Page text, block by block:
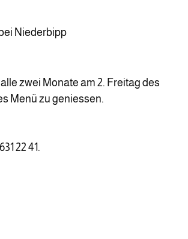
Niederbipp
zwei Monate am 2. Freitag des
Menü zu geniessen.
22 41.